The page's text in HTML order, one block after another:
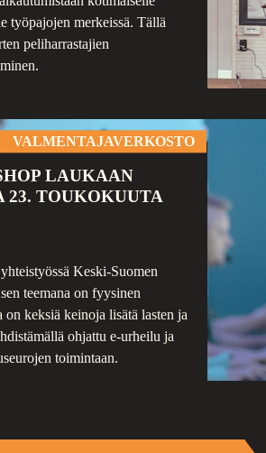
työpajojen merkeissä. Tällä
peliharrastajien
VALMENTAJAVERKOSTO
LAUKAAN
23. TOUKOKUUTA
Keski-Suomen
teemana on fyysinen
keksiä keinoja lisätä lasten ja
ohjattu e-urheilu ja
toimintaan.